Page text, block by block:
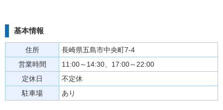
基本情報
住所
長崎県五島市中央町7-4
営業時間
11:00～14:30、17:00～22:00
定休日
不定休
駐車場
あり